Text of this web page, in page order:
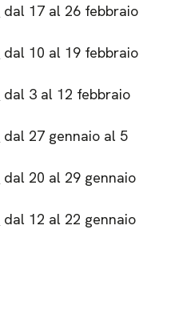
dal 17 al 26 febbraio
dal 10 al 19 febbraio
dal 3 al 12 febbraio
dal 27 gennaio al 5
dal 20 al 29 gennaio
dal 12 al 22 gennaio